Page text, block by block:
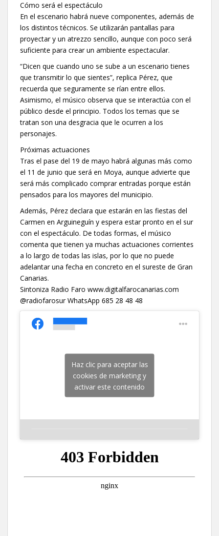
Cómo será el espectáculo
En el escenario habrá nueve componentes, además de
los distintos técnicos. Se utilizarán pantallas para
proyectar y un atrezzo sencillo, aunque con poco será
suficiente para crear un ambiente espectacular.
“Dicen que cuando uno se sube a un escenario tienes
que transmitir lo que sientes”, replica Pérez, que
recuerda que seguramente se rían entre ellos.
Asimismo, el músico observa que se interactúa con el
público desde el principio. Todos los temas que se
tratan son una desgracia que le ocurren a los
personajes.
Próximas actuaciones
Tras el pase del 19 de mayo habrá algunas más como
el 11 de junio que será en Moya, aunque advierte que
será más complicado comprar entradas porque están
pensados para los mayores del municipio.
Además, Pérez declara que estarán en las fiestas del
Carmen en Arguineguín y espera estar pronto en el sur
con el espectáculo. De todas formas, el músico
comenta que tienen ya muchas actuaciones corrientes
a lo largo de todas las islas, por lo que no puede
adelantar una fecha en concreto en el sureste de Gran
Canarias.
Sintoniza Radio Faro www.digitalfarocanarias.com
@radiofarosur WhatsApp 685 28 48 48
Haz clic para aceptar las
cookies de marketing y
activar este contenido